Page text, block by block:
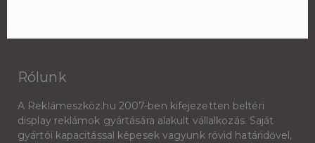
Rólunk
A Reklámeszköz.hu 2007-ben kifejezetten beltéri
display reklámok gyártására alakult vállalkozás. Saját
gyártói kapacitással képesek vagyunk rövid határidővel,